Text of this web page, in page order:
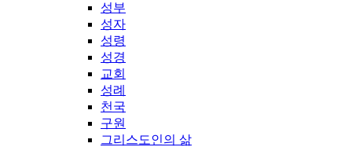
성부
성자
성령
성경
교회
성례
천국
구원
그리스도인의 삶